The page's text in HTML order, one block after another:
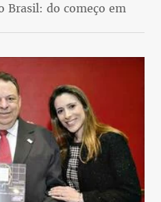
Brasil: do começo em